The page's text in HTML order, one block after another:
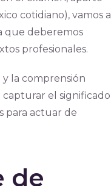
cotidiano), vamos a
que deberemos
profesionales.
la comprensión
capturar el significado
para actuar de
de